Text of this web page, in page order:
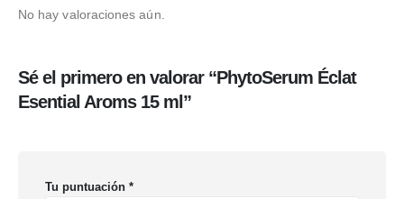
No hay valoraciones aún.
Sé el primero en valorar “PhytoSerum Éclat
Esential Aroms 15 ml”
Tu puntuación *